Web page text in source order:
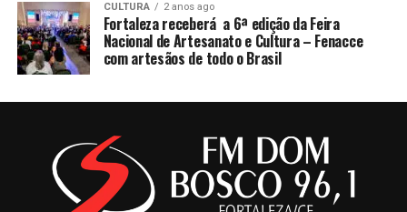
CULTURA 2 anos ago
Fortaleza receberá a 6ª edição da Feira
Nacional de Artesanato e Cultura – Fenacce
com artesãos de todo o Brasil